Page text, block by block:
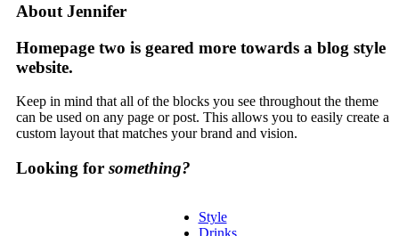
About Jennifer
Homepage two is geared more towards a blog style
website.
Keep in mind that all of the blocks you see throughout the theme
can be used on any page or post. This allows you to easily create a
custom layout that matches your brand and vision.
Looking for something?
Style
Drinks